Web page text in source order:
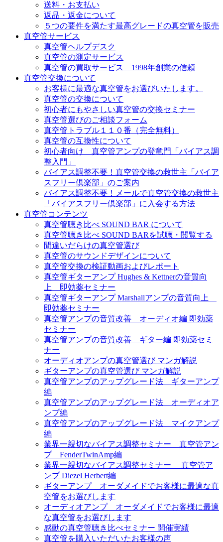
送料・お支払い
返品・返金について
５つの要件を満たす最高グレードの真空管を販売
真空管サービス
真空管ヘルプデスク
真空管の測定サービス
真空管の買取サービス 1998年創業の信頼
真空管交換について
お客様に最適な真空管をお選びいたします。
真空管の交換について
初心者にもやさしい真空管の交換セミナー
真空管選びのご相談フォーム
真空管トラブル１１０番（完全無料）
真空管の互換性について
初心者向け 真空管アンプの登竜門「バイアス調
整入門」
バイアス調整不要！真空管交換の救世主「バイア
スフリー倶楽部」のご案内
バイアス調整不要！メールで真空管交換の救世主
「バイアスフリー倶楽部」に入会する方法
真空管コンテンツ
真空管聴き比べ SOUND BAR について
真空管聴き比べ SOUND BARを試聴・閲覧する
間違いだらけの真空管選び
真空管のサウンドデザインについて
真空管交換の検証動画およびレポート
真空管ギターアンプ Hughes & Kettnerの音質向
上 即効薬セミナー
真空管ギターアンプ Marshallアンプの音質向上
即効薬セミナー
真空管アンプの音質改善 オーディオ編 即効薬
セミナー
真空管アンプの音質改善 ギター編 即効薬セミ
ナー
オーディオアンプの真空管選び マンガ解説
ギターアンプの真空管選び マンガ解説
真空管アンプのアップグレード法 ギターアンプ
編
真空管アンプのアップグレード法 オーディオア
ンプ編
真空管アンプのアップグレード法 マイクアンプ
編
業界一親切なバイアス調整セミナー 真空管アン
プ FenderTwinAmp編
業界一親切なバイアス調整セミナー 真空管ア
ンプ Diezel Herbert編
ギターアンプ オーダメイドでお客様に最適な真
空管をお選びします
オーディオアンプ オーダメイドでお客様に最適
な真空管をお選びします
感動の真空管聴き比べセミナー 開催実績
真空管を購入いただいたお客様の声